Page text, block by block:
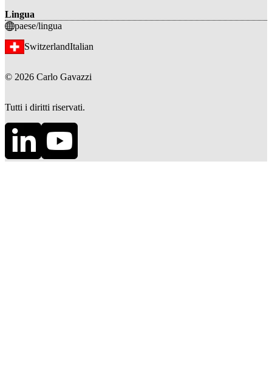
Lingua
paese/lingua
SwitzerlandItalian
© 2026 Carlo Gavazzi
Tutti i diritti riservati.